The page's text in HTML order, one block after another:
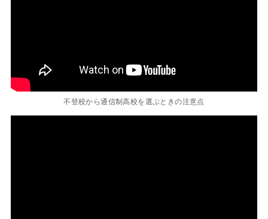
不登校から通信制高校を選ぶときの注意点